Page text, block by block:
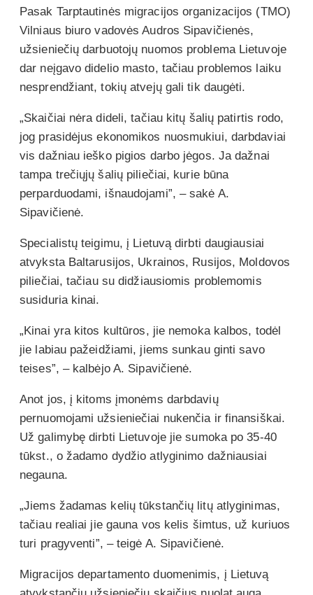
Pasak Tarptautinės migracijos organizacijos (TMO)
Vilniaus biuro vadovės Audros Sipavičienės,
užsieniečių darbuotojų nuomos problema Lietuvoje
dar neįgavo didelio masto, tačiau problemos laiku
nesprendžiant, tokių atvejų gali tik daugėti.
„Skaičiai nėra dideli, tačiau kitų šalių patirtis rodo,
jog prasidėjus ekonomikos nuosmukiui, darbdaviai
vis dažniau ieško pigios darbo jėgos. Ja dažnai
tampa trečiųjų šalių piliečiai, kurie būna
perparduodami, išnaudojami”, – sakė A.
Sipavičienė.
Specialistų teigimu, į Lietuvą dirbti daugiausiai
atvyksta Baltarusijos, Ukrainos, Rusijos, Moldovos
piliečiai, tačiau su didžiausiomis problemomis
susiduria kinai.
„Kinai yra kitos kultūros, jie nemoka kalbos, todėl
jie labiau pažeidžiami, jiems sunkau ginti savo
teises”, – kalbėjo A. Sipavičienė.
Anot jos, į kitoms įmonėms darbdavių
pernuomojami užsieniečiai nukenčia ir finansiškai.
Už galimybę dirbti Lietuvoje jie sumoka po 35-40
tūkst., o žadamo dydžio atlyginimo dažniausiai
negauna.
„Jiems žadamas kelių tūkstančių litų atlyginimas,
tačiau realiai jie gauna vos kelis šimtus, už kuriuos
turi pragyventi”, – teigė A. Sipavičienė.
Migracijos departamento duomenimis, į Lietuvą